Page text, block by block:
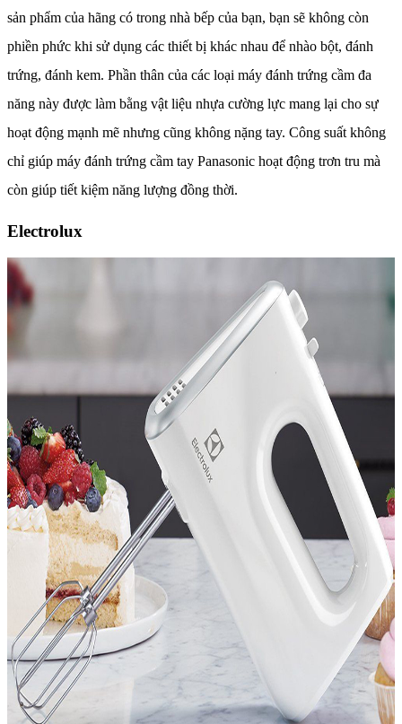
sản phẩm của hãng có trong nhà bếp của bạn, bạn sẽ không còn
phiền phức khi sử dụng các thiết bị khác nhau để nhào bột, đánh
trứng, đánh kem. Phần thân của các loại máy đánh trứng cầm đa
năng này được làm bằng vật liệu nhựa cường lực mang lại cho sự
hoạt động mạnh mẽ nhưng cũng không nặng tay. Công suất không
chỉ giúp máy đánh trứng cầm tay Panasonic hoạt động trơn tru mà
còn giúp tiết kiệm năng lượng đồng thời.
Electrolux